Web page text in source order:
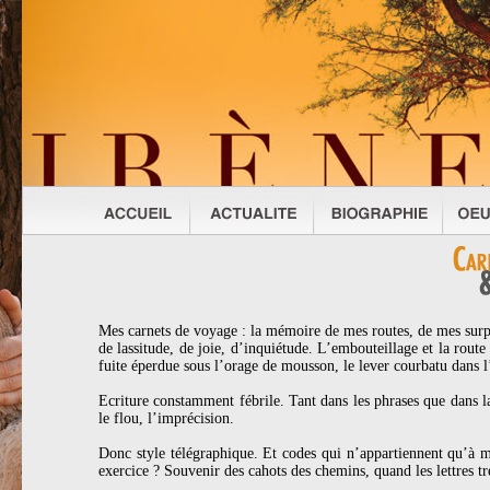
Mes carnets de voyage : la mémoire de mes routes, de mes
de lassitude, de joie, d’inquiétude. L’embouteillage et la
fuite éperdue sous l’orage de mousson, le lever courbatu
Ecriture constamment fébrile. Tant dans les phrases que
le flou, l’imprécision.
Donc style télégraphique. Et codes qui n’appartiennent
exercice ? Souvenir des cahots des chemins, quand les lettres